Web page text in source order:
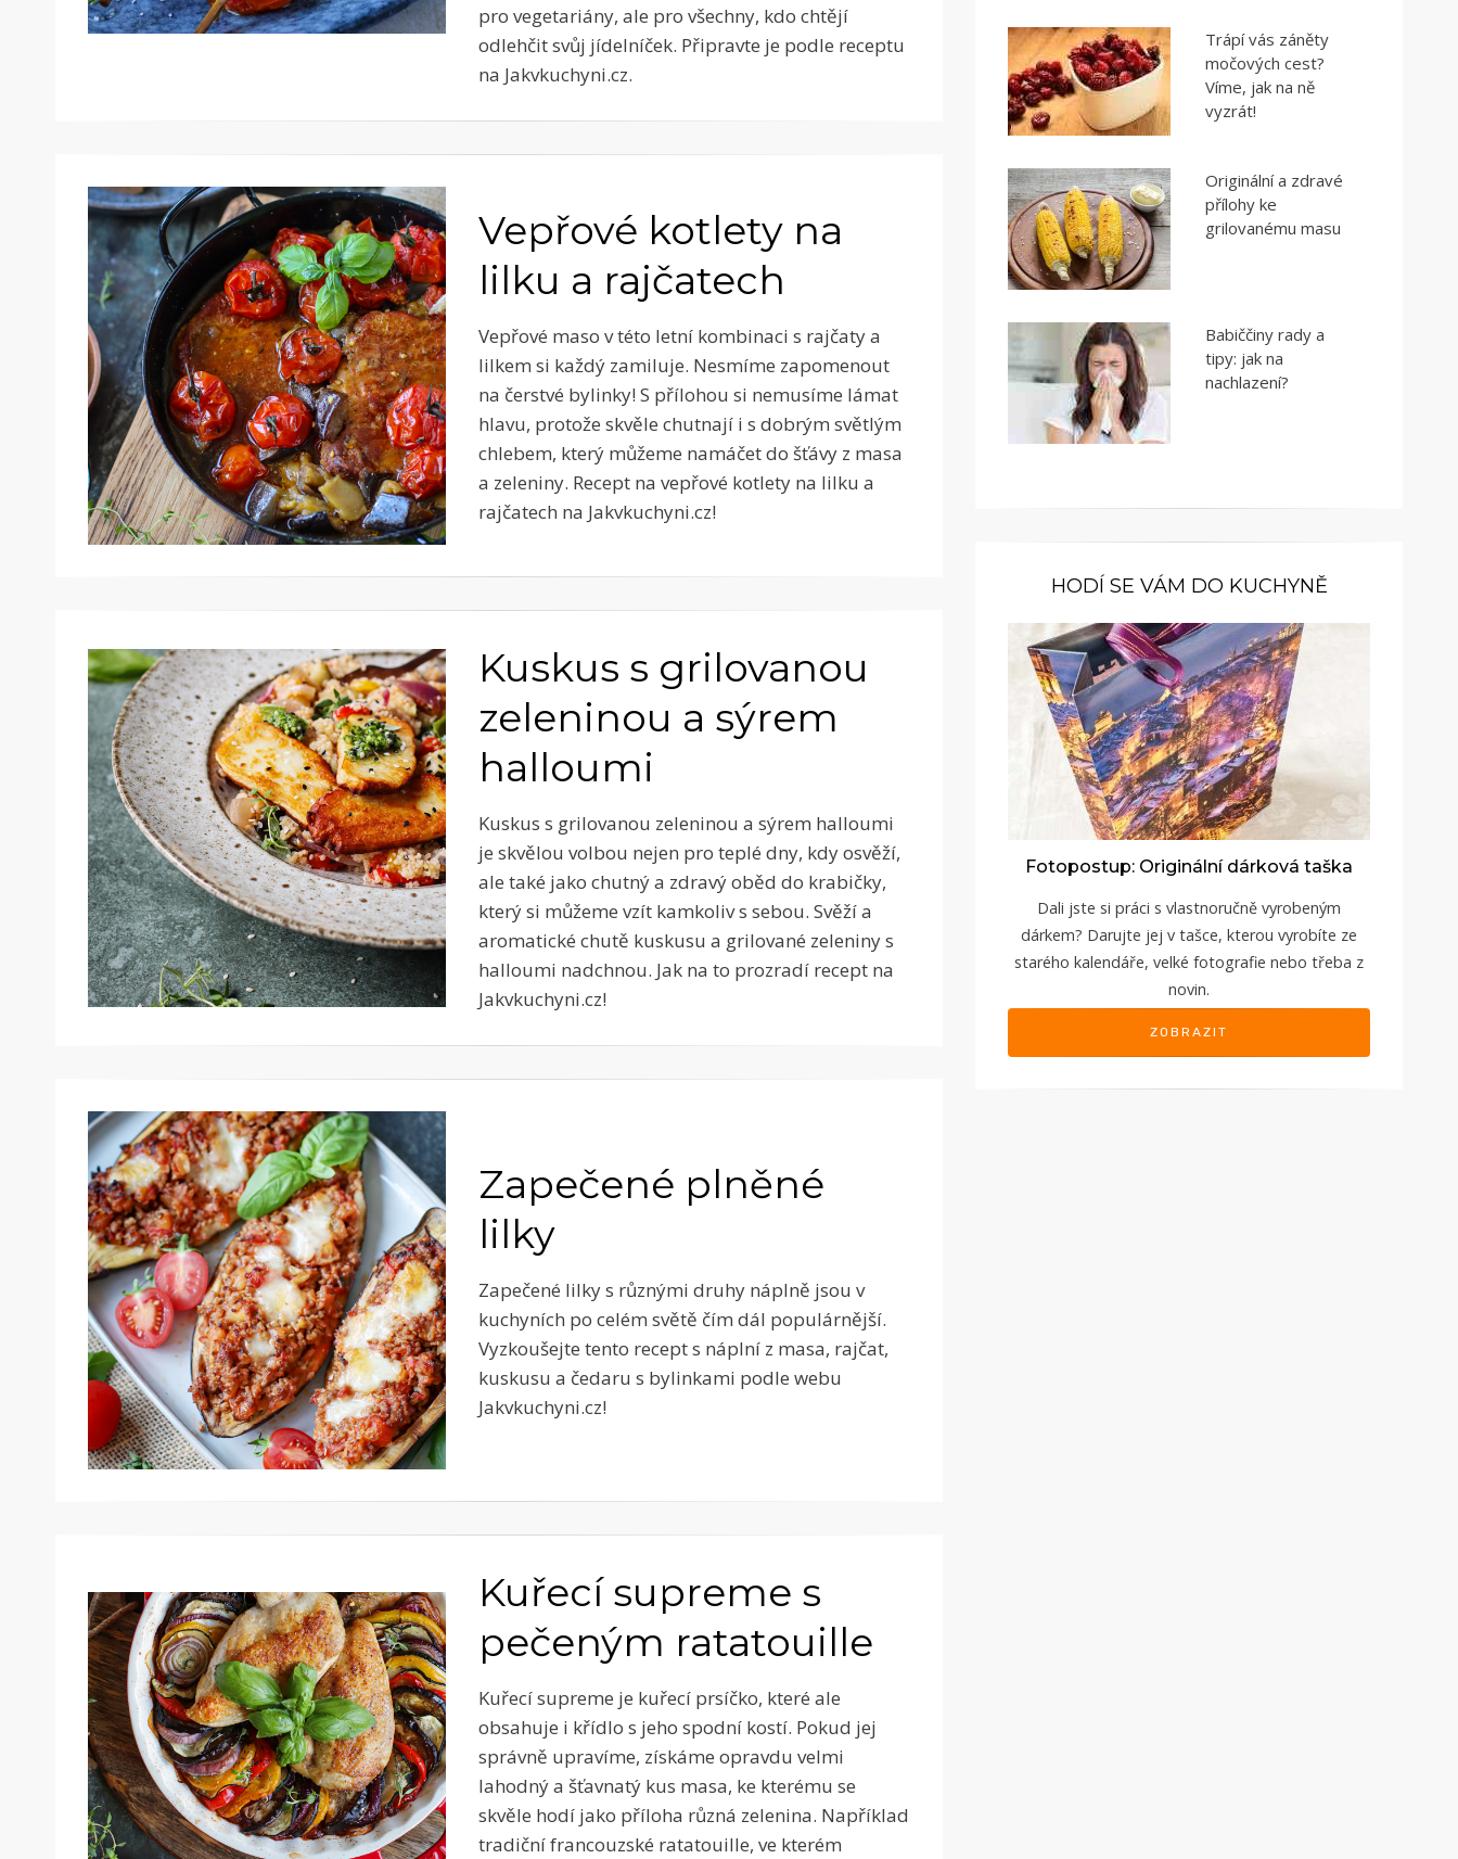
pro vegetariány, ale pro všechny, kdo chtějí
odlehčit svůj jídelníček. Připravte je podle receptu
na Jakvkuchyni.cz.
Vepřové kotlety na
lilku a rajčatech
Vepřové maso v této letní kombinaci s rajčaty a
lilkem si každý zamiluje. Nesmíme zapomenout
na čerstvé bylinky! S přílohou si nemusíme lámat
hlavu, protože skvěle chutnají i s dobrým světlým
chlebem, který můžeme namáčet do šťávy z masa
a zeleniny. Recept na vepřové kotlety na lilku a
rajčatech na Jakvkuchyni.cz!
Kuskus s grilovanou
zeleninou a sýrem
halloumi
Kuskus s grilovanou zeleninou a sýrem halloumi
je skvělou volbou nejen pro teplé dny, kdy osvěží,
ale také jako chutný a zdravý oběd do krabičky,
který si můžeme vzít kamkoliv s sebou. Svěží a
aromatické chutě kuskusu a grilované zeleniny s
halloumi nadchnou. Jak na to prozradí recept na
Jakvkuchyni.cz!
Zapečené plněné
lilky
Zapečené lilky s různými druhy náplně jsou v
kuchyních po celém světě čím dál populárnější.
Vyzkoušejte tento recept s náplní z masa, rajčat,
kuskusu a čedaru s bylinkami podle webu
Jakvkuchyni.cz!
Kuřecí supreme s
pečeným ratatouille
Kuřecí supreme je kuřecí prsíčko, které ale
obsahuje i křídlo s jeho spodní kostí. Pokud jej
správně upravíme, získáme opravdu velmi
lahodný a šťavnatý kus masa, ke kterému se
skvěle hodí jako příloha různá zelenina. Například
tradiční francouzské ratatouille, ve kterém
Trápí vás záněty
močových cest?
Víme, jak na ně
vyzrát!
Originální a zdravé
přílohy ke
grilovanému masu
Babiččiny rady a
tipy: jak na
nachlazení?
HODÍ SE VÁM DO KUCHYNĚ
Fotopostup: Originální dárková taška
Dali jste si práci s vlastnoručně vyrobeným
dárkem? Darujte jej v tašce, kterou vyrobíte ze
starého kalendáře, velké fotografie nebo třeba z
novin.
ZOBRAZIT